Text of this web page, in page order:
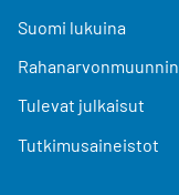
Suomi lukuina
Rahanarvonmuunnin
Tulevat julkaisut
Tutkimusaineistot